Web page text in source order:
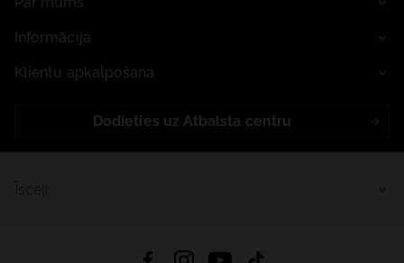
Informācija
Klientu apkalpošana
Dodieties uz Atbalsta centru